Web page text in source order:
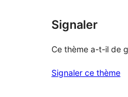
Signaler
Ce thème a-t-il de
Signaler ce thème